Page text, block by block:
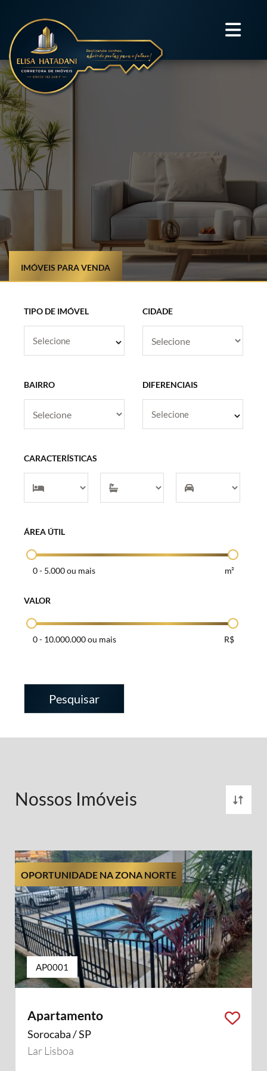
IMÓVEIS PARA VENDA
TIPO DE IMÓVEL
Selecione
CIDADE
BAIRRO DIFERENCIAIS
Selecione
CARACTERÍSTICAS
ÁREA ÚTIL
0- 5.000 ou mais m²
VALOR
0- 10.000.000 ou mais R$
Pesquisar
Nossos Imóveis
OPORTUNIDADE NA ZONA NORTE
AP0001
Apartamento
Sorocaba / SP
Lar Lisboa